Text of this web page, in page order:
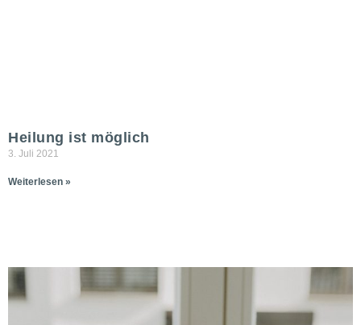
Heilung ist möglich
3. Juli 2021
Weiterlesen »